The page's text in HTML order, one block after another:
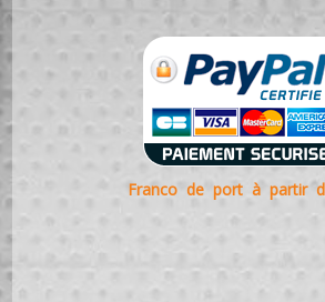
Franco de port à partir